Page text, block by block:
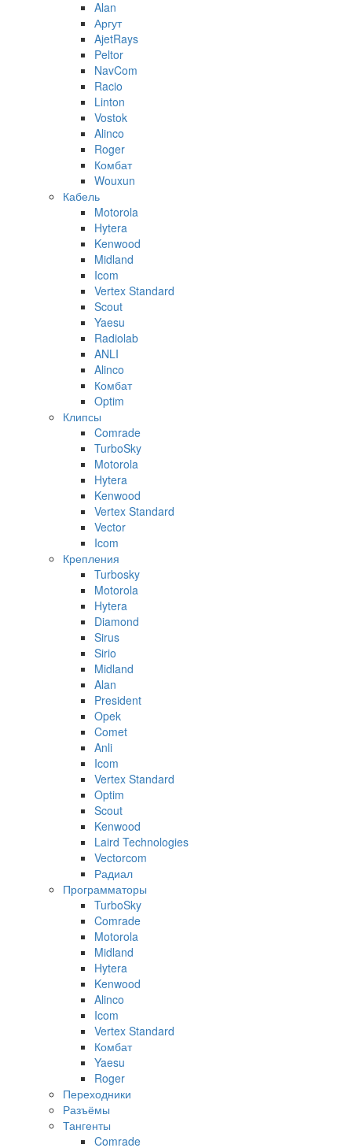
Alan
Аргут
AjetRays
Peltor
NavCom
Racio
Linton
Vostok
Alinco
Roger
Комбат
Wouxun
Кабель
Motorola
Hytera
Kenwood
Midland
Icom
Vertex Standard
Scout
Yaesu
Radiolab
ANLI
Alinco
Комбат
Optim
Клипсы
Comrade
TurboSky
Motorola
Hytera
Kenwood
Vertex Standard
Vector
Icom
Крепления
Turbosky
Motorola
Hytera
Diamond
Sirus
Sirio
Midland
Alan
President
Opek
Comet
Anli
Icom
Vertex Standard
Optim
Scout
Kenwood
Laird Technologies
Vectorcom
Радиал
Программаторы
TurboSky
Comrade
Motorola
Midland
Hytera
Kenwood
Alinco
Icom
Vertex Standard
Комбат
Yaesu
Roger
Переходники
Разъёмы
Тангенты
Comrade